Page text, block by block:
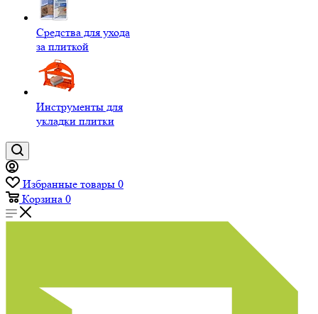
Средства для ухода
за плиткой
Инструменты для
укладки плитки
Избранные товары 0
Корзина 0